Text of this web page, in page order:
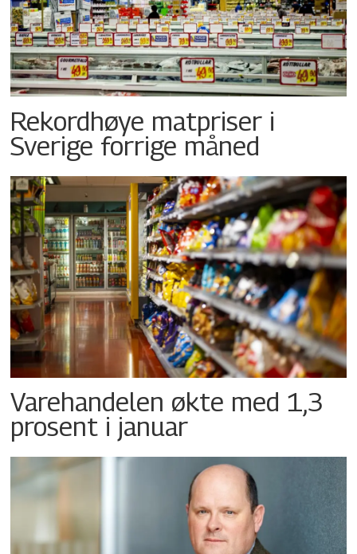
Rekordhøye matpriser i
Sverige forrige måned
Varehandelen økte med 1,3
prosent i januar